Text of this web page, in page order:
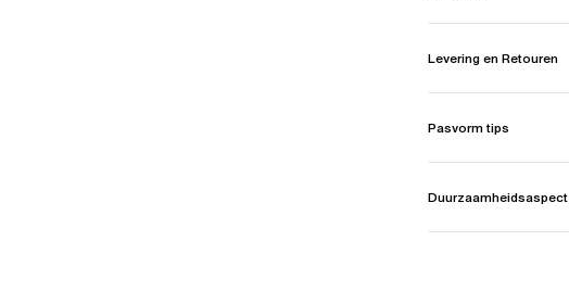
Levering en Retouren
Pasvorm tips
Duurzaamheidsaspect